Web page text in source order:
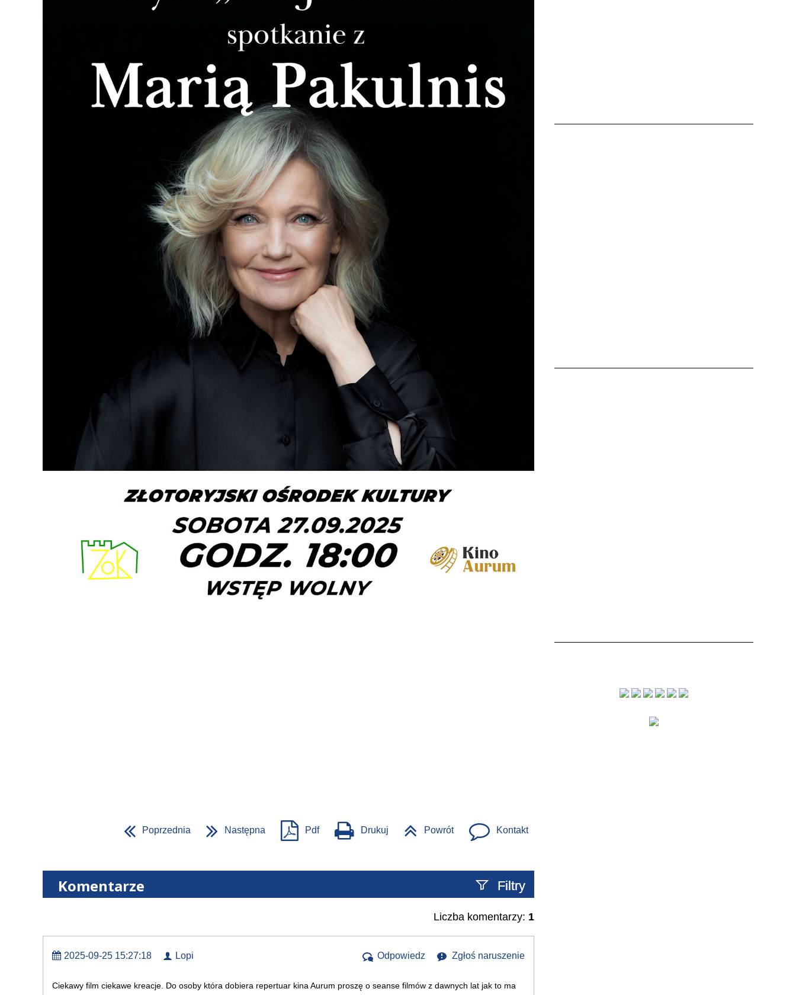
Poprzednia Następna Pdf Drukuj Powrót Kontakt
Komentarze Filtry
Szukany tekst
Liczba komentarzy: 1
2025-09-25 15:27:18 Lopi Odpowiedz Zgłoś naruszenie
Ciekawy film ciekawe kreacje. Do osoby która dobiera repertuar kina Aurum proszę o seanse filmów z dawnych lat jak to ma